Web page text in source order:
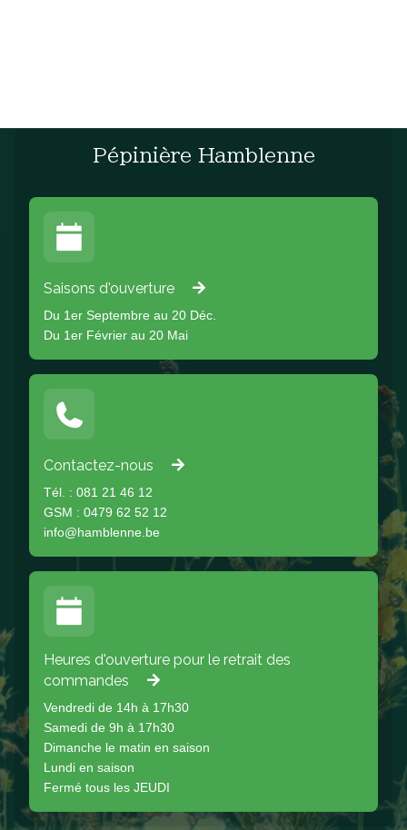
Pépinière Hamblenne
Saisons d'ouverture
Du 1er Septembre au 20 Déc.
Du 1er Février au 20 Mai
Contactez-nous
Tél. : 081 21 46 12
GSM : 0479 62 52 12
info@hamblenne.be
Heures d'ouverture pour le retrait des
commandes
Vendredi de 14h à 17h30
Samedi de 9h à 17h30
Dimanche le matin en saison
Lundi en saison
Fermé tous les JEUDI